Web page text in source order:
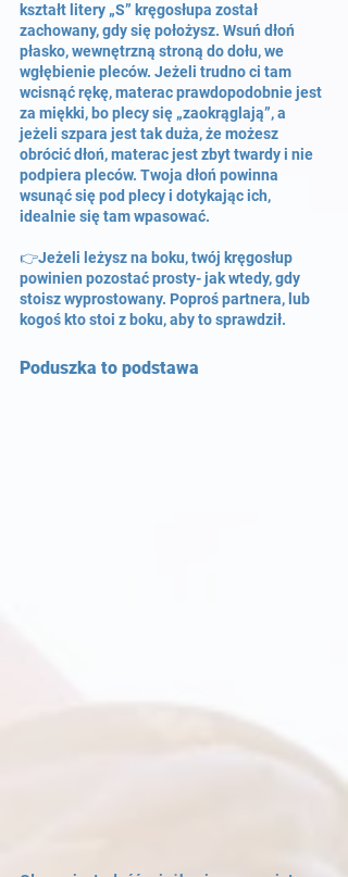
kształt litery „S” kręgosłupa został
zachowany, gdy się położysz. Wsuń dłoń
płasko, wewnętrzną stroną do dołu, we
wgłębienie pleców. Jeżeli trudno ci tam
wcisnąć rękę, materac prawdopodobnie jest
za miękki, bo plecy się „zaokrąglają”, a
jeżeli szpara jest tak duża, że możesz
obrócić dłoń, materac jest zbyt twardy i nie
podpiera pleców. Twoja dłoń powinna
wsunąć się pod plecy i dotykając ich,
idealnie się tam wpasować.
👉Jeżeli leżysz na boku, twój kręgosłup
powinien pozostać prosty- jak wtedy, gdy
stoisz wyprostowany. Poproś partnera, lub
kogoś kto stoi z boku, aby to sprawdził.
Poduszka to podstawa